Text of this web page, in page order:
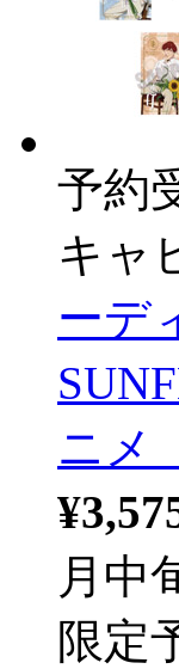
予約
キャ
ーデ
ニメ
月中
限定